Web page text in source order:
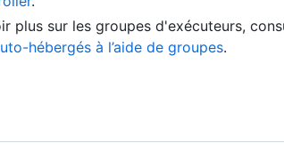
plus sur les groupes d'exécuteurs,
hébergés à l’aide de groupes.